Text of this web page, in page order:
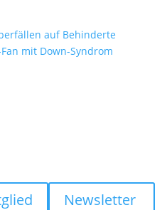
auf Behin­derte
mit Down-Syndrom
Newsletter